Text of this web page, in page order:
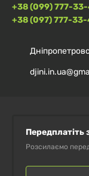
+38 (099) 777-
+38 (097) 777-
Передплатіть
Розсилаємо